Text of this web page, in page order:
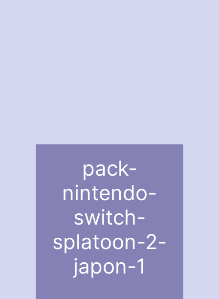
pack-
nintendo-
switch-
splatoon-2-
japon-1